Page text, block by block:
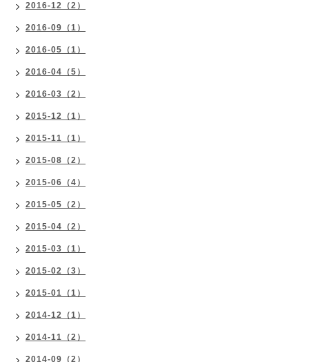
2016-12（2）
2016-09（1）
2016-05（1）
2016-04（5）
2016-03（2）
2015-12（1）
2015-11（1）
2015-08（2）
2015-06（4）
2015-05（2）
2015-04（2）
2015-03（1）
2015-02（3）
2015-01（1）
2014-12（1）
2014-11（2）
2014-09（2）